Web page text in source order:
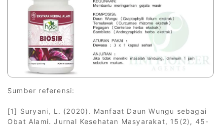
Sumber referensi:
[1] Suryani, L. (2020). Manfaat Daun Wungu sebagai
Obat Alami. Jurnal Kesehatan Masyarakat, 15(2), 45-